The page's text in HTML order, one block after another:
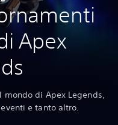
Apex
di Apex Legends,
e tanto altro.